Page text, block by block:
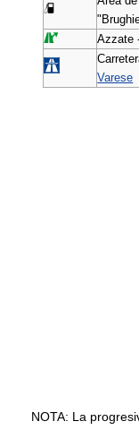
Azzate
Varese
NOTA: La